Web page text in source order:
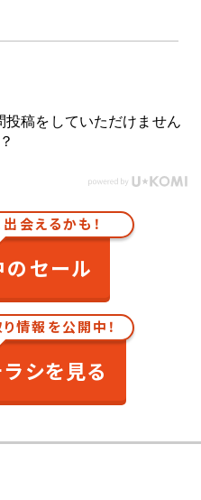
稿をしていただけません
会えるかも！
のセール
情報を公開中！
シを見る